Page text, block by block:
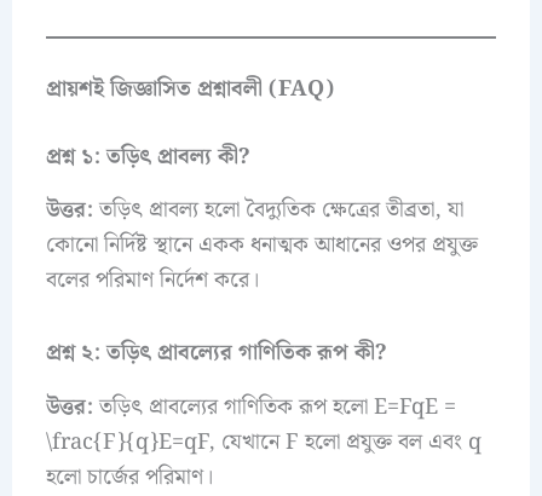
প্রায়শই জিজ্ঞাসিত প্রশ্নাবলী (FAQ)
প্রশ্ন ১: তড়িৎ প্রাবল্য কী?
উত্তর: তড়িৎ প্রাবল্য হলো বৈদ্যুতিক ক্ষেত্রের তীব্রতা, যা
কোনো নির্দিষ্ট স্থানে একক ধনাত্মক আধানের ওপর প্রযুক্ত
বলের পরিমাণ নির্দেশ করে।
প্রশ্ন ২: তড়িৎ প্রাবল্যের গাণিতিক রূপ কী?
উত্তর: তড়িৎ প্রাবল্যের গাণিতিক রূপ হলো E=FqE =
\frac{F}{q}E=qF​, যেখানে F হলো প্রযুক্ত বল এবং q
হলো চার্জের পরিমাণ।